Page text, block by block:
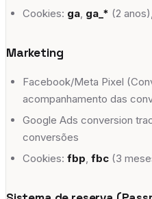
Cookies: ga, ga_* (2 anos),
Marketing
Facebook/Meta Pixel
acompanhamento das
Google Ads conversion
conversões
Cookies: fbp, fbc (3